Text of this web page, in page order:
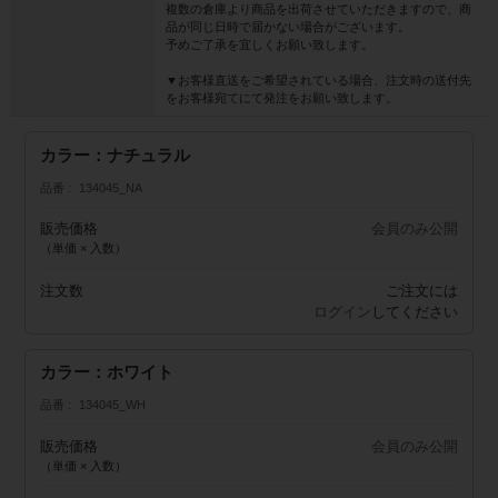
複数の倉庫より商品を出荷させていただきますので、商
品が同じ日時で届かない場合がございます。
予めご了承を宜しくお願い致します。
▼お客様直送をご希望されている場合、注文時の送付先
をお客様宛てにて発注をお願い致します。
カラー：ナチュラル
品番 134045_NA
販売価格
（単価 × 入数）
会員のみ公開
注文数
ご注文には
ログイン してください
カラー：ホワイト
品番 134045_WH
販売価格
（単価 × 入数）
会員のみ公開